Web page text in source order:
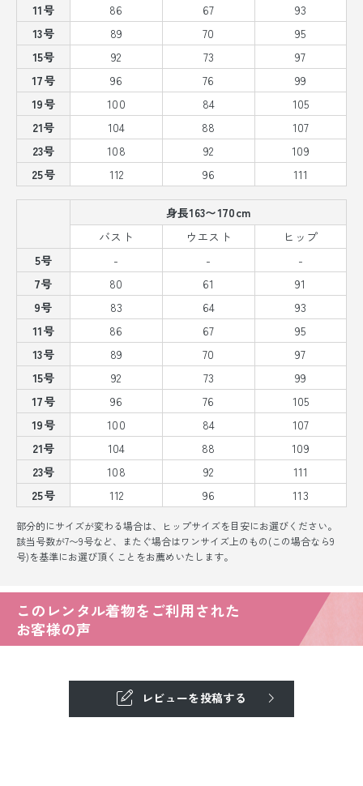
11号
86 67
93
13号
89 70
95
15号
92 73
97
17号
96 76
99
19号
100 84
105
21号
104 88
107
23号
108 92
109
25号
112 96 111
身長163〜170cm
バスト
ウエスト
ヒップ
5号
- -
-
7号
80 61
91
9号
83 64
93
11号
86 67
95
13号
89 70
97
15号
92 73
99
17号
96 76
105
19号
100 84
107
21号
104 88
109
23号
108 92
111
25号
112 96 113
部分的にサイズが変わる場合は、ヒップサイズを目安にお選びください。
該当号数が7〜9号など、またぐ場合はワンサイズ上のもの(この場合なら9
号)を基準にお選び頂くことをお薦めいたします。
このレンタル着物をご利用された
お客様の声
レビューを投稿する